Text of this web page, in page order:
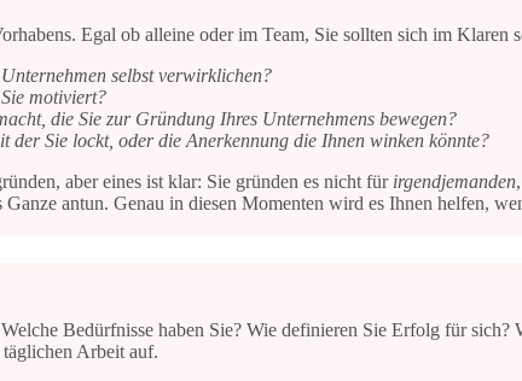
Egal ob alleine oder im Team, Sie sollten sich im
selbst verwirklichen?
motiviert?
die Sie zur Gründung Ihres Unternehmens bewegen?
der Sie lockt, oder die Anerkennung die Ihnen winken könnte?
aber eines ist klar: Sie gründen es nicht für irgendjemanden
antun. Genau in diesen Momenten wird es Ihnen helfen,
Bedürfnisse haben Sie? Wie definieren Sie Erfolg für
Arbeit auf.